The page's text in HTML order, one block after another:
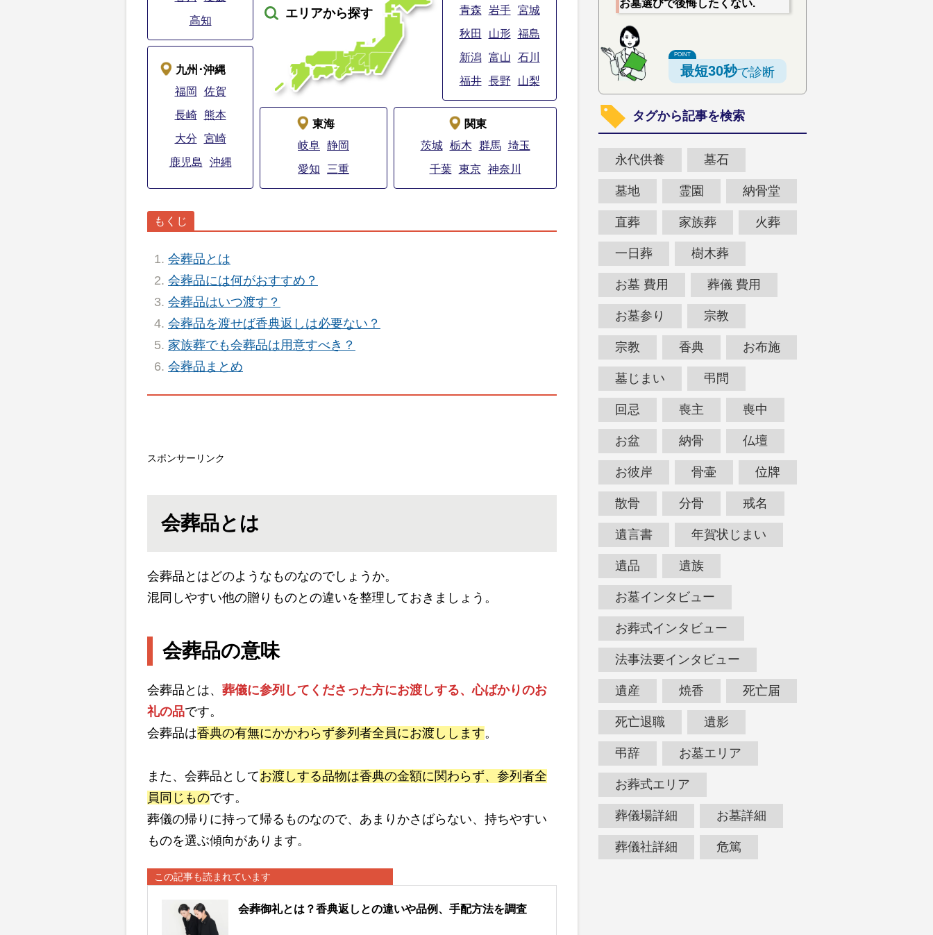
エリアから探す
青森
岩手
宮城
秋田
山形
福島
新潟
富山
石川
福井
長野 山梨
関東
茨城
栃木 群馬
埼玉
千葉
東京 神奈川
東海
岐阜 静岡
愛知
三重
高知
九州･沖縄
福岡
佐賀
長崎
熊本
大分
宮崎
鹿児島
沖縄
会葬品とは
会葬品には何がおすすめ？
会葬品はいつ渡す？
会葬品を渡せば香典返しは必要ない？
家族葬でも会葬品は用意すべき？
会葬品まとめ
スポンサーリンク
会葬品とは
会葬品とはどのようなものなのでしょうか。
混同しやすい他の贈りものとの違いを整理しておきましょう。
会葬品の意味
会葬品とは、 葬儀に参列してくださった方にお渡しする、心ばかりのお
礼の品です。
会葬品は香典の有無にかかわらず参列者全員にお渡しします。
また、会葬品としてお渡しする品物は香典の金額に関わらず、参列者全
員同じものです。
葬儀の帰りに持って帰るものなので、あまりかさばらない、持ちやすい
ものを選ぶ傾向があります。
この記事も読まれています
会葬御礼とは？香典返しとの違いや品例、手配方法を調査
お墓選びで後悔したくない.
最短30秒で診断
タグから記事を検索
永代供養 墓石
墓地 霊園 納骨堂
直葬 家族葬 火葬
一日葬 樹木葬
お墓 費用 葬儀 費用
お墓参り 宗教
宗教 香典 お布施
墓じまい 弔問
回忌 喪主 喪中
お盆 納骨 仏壇
お彼岸 骨壷 位牌
散骨 分骨 戒名
遺言書 年賀状じまい
遺品 遺族
お墓インタビュー
お葬式インタビュー
法事法要インタビュー
遺産 焼香 死亡届
死亡退職 遺影
弔辞 お墓エリア
お葬式エリア
葬儀場詳細 お墓詳細
葬儀社詳細 危篤